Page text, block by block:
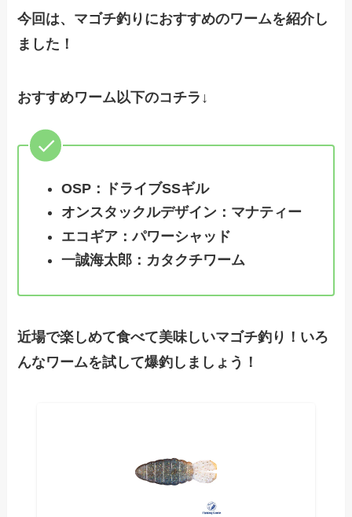
今回は、マゴチ釣りにおすすめのワームを紹介し
ました！
おすすめワーム以下のコチラ↓
OSP：ドライブSSギル
オンスタックルデザイン：マナティー
エコギア：パワーシャッド
一誠海太郎：カタクチワーム
近場で楽しめて食べて美味しいマゴチ釣り！いろ
んなワームを試して爆釣しましょう！